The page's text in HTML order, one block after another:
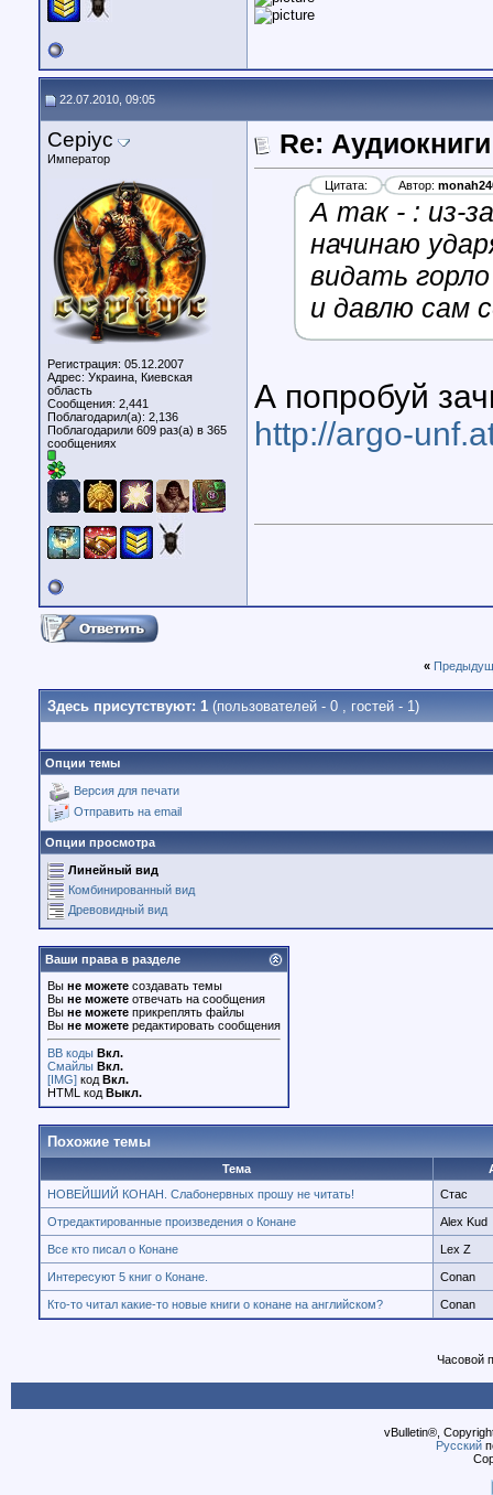
22.07.2010, 09:05
Cepiyc
Император
Регистрация: 05.12.2007
Адрес: Украина, Киевская
область
Сообщения: 2,441
Поблагодарил(а): 2,136
Поблагодарили 609 раз(а) в 365
сообщениях
Re:
Цитата: Автор:
А так - : из-
начинаю
видать
и давлю сам
А попробуй
http://argo-
«
Здесь присутствуют: 1 (пользователей - 0 , гостей - 1)
Опции темы
Версия для печати
Отправить на email
Опции просмотра
Линейный вид
Комбинированный вид
Древовидный вид
Ваши права в разделе
Вы не можете создавать темы
Вы не можете отвечать на сообщения
Вы не можете прикреплять файлы
Вы не можете редактировать сообщения
BB коды Вкл.
Смайлы Вкл.
[IMG] код Вкл.
HTML код Выкл.
Похожие темы
Тема
НОВЕЙШИЙ КОНАН. Слабонервных прошу не читать!
Стас
Отредактированные произведения о Конане Alex Kud
Все кто писал о Конане Lex Z
Интересуют 5 книг о Конане. Conan
Кто-то читал какие-то новые книги о конане на английском? Conan
Часовой
vBulletin®,
Русский